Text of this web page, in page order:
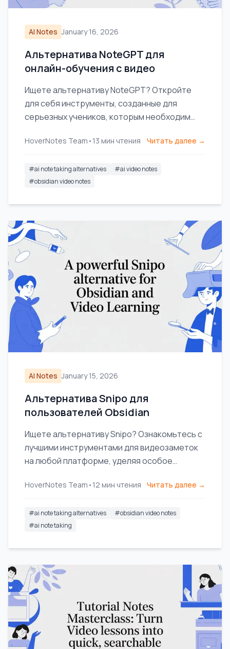
AI Notes January 16, 2026
Альтернатива NoteGPT для
онлайн-обучения с видео
Ищете альтернативу NoteGPT? Откройте
для себя инструменты, созданные для
серьезных учеников, которым необходим
визуальный контекст из видео.
HoverNotes Team • 13 мин чтения Читать далее →
#ai note taking alternatives #ai video notes
#obsidian video notes
AI Notes January 15, 2026
Альтернатива Snipo для
пользователей Obsidian
Ищете альтернативу Snipo? Ознакомьтесь с
лучшими инструментами для видеозаметок
на любой платформе, уделяя особое
пользователей Obsidian.
HoverNotes Team • 12 мин чтения Читать далее →
#ai note taking alternatives #obsidian video notes
#ai note taking